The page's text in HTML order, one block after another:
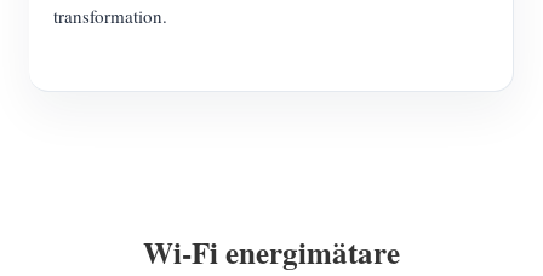
transformation.
Wi-Fi energimätare